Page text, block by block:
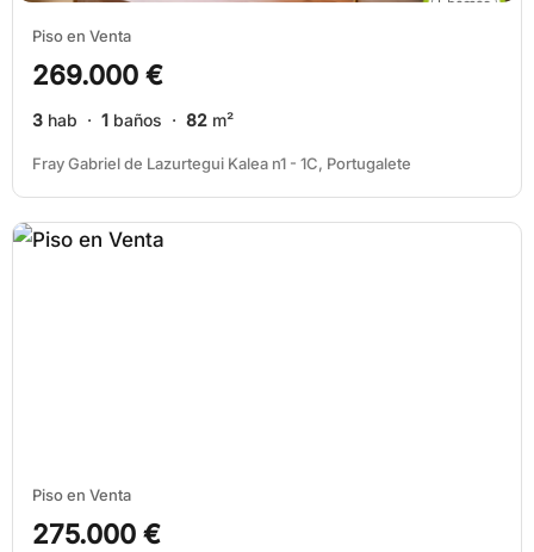
Piso en Venta
269.000 €
3 hab · 1 baños · 82 m²
Fray Gabriel de Lazurtegui Kalea n1 - 1C, Portugalete
Piso en Venta
275.000 €